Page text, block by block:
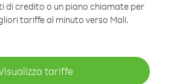
di credito o un piano chiamate per
tariffe al minuto verso Mali.
tariffe